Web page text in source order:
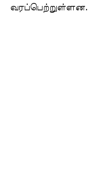
வரப்பெற்றுள்ளன.